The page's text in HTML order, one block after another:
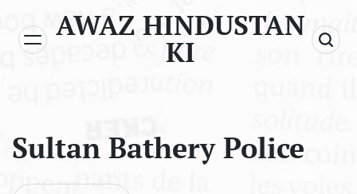
content
AWAZ HINDUSTAN
KI
Sultan Bathery Police